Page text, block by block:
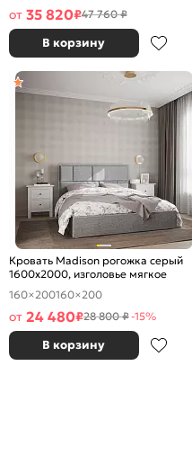
от 35 820₽47 760 ₽
В корзину
Кровать Madison рогожка серый
1600x2000, изголовье мягкое
160×200160×200
от 24 480₽28 800 ₽-15%
В корзину